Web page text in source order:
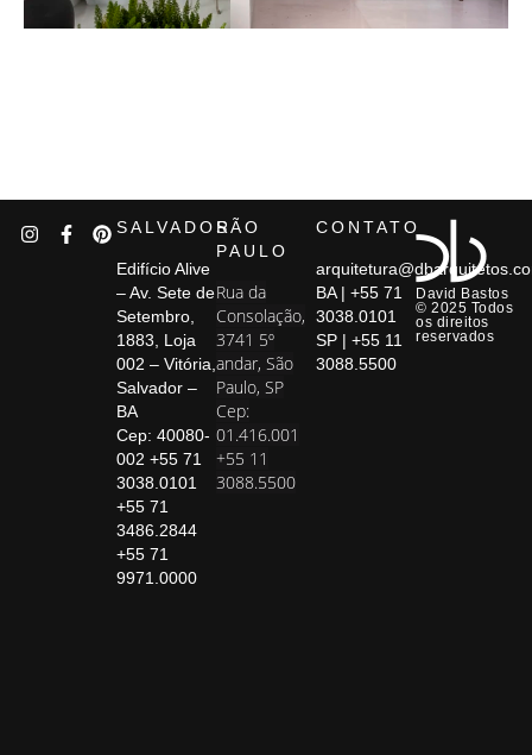
David Bastos
© 2025 Todos
os direitos
reservados
SALVADOR
Edifício Alive
– Av. Sete de
Setembro,
1883, Loja
002 – Vitória,
Salvador –
BA
Cep: 40080-
002 +55 71
3038.0101
+55 71
3486.2844
+55 71
9971.0000
SÃO
PAULO
Rua da
Consolação,
3741 5º
andar, São
Paulo, SP
Cep:
01.416.001
+55 11
3088.5500
CONTATO
BA | +55 71
3038.0101
SP | +55 11
3088.5500